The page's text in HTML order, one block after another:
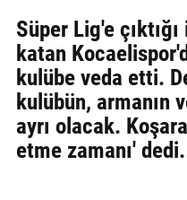
YAZARLAR
BİZE
ULAŞIN
Künye
İletişim
Süper Lig'e
katan
kulübe veda etti.
kulübün, armanın
ayrı olacak.
etme zamanı' dedi.